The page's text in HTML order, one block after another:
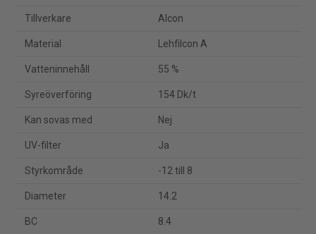
Tillverkare Alcon
Material Lehfilcon A
Vatteninnehåll 55 %
Syreöverföring 154 Dk/t
Kan sovas med Nej
UV-filter Ja
Styrkområde -12 till 8
Diameter 14.2
BC 8.4